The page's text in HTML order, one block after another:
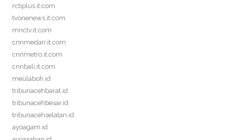
rctiplus.it.com
tvonenews.it.com
mnctv.it.com
cnnmedan.it.com
cnnmetro.it.com
cnnbali.it.com
meulaboh.id
tribunacehbarat.id
tribunacehbesar.id
tribunacehselatan.id
ayoagam.id